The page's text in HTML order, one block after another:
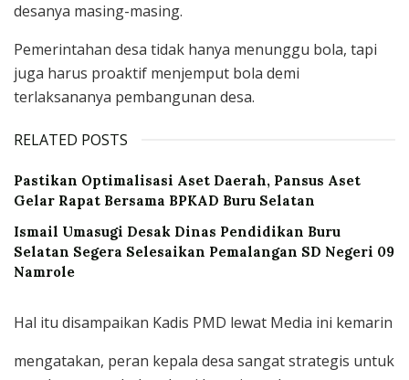
desanya masing-masing.
Pemerintahan desa tidak hanya menunggu bola, tapi
juga harus proaktif menjemput bola demi
terlaksananya pembangunan desa.
RELATED POSTS
Pastikan Optimalisasi Aset Daerah, Pansus Aset
Gelar Rapat Bersama BPKAD Buru Selatan
Ismail Umasugi Desak Dinas Pendidikan Buru
Selatan Segera Selesaikan Pemalangan SD Negeri 09
Namrole
Hal itu disampaikan Kadis PMD lewat Media ini kemarin
mengatakan, peran kepala desa sangat strategis untuk